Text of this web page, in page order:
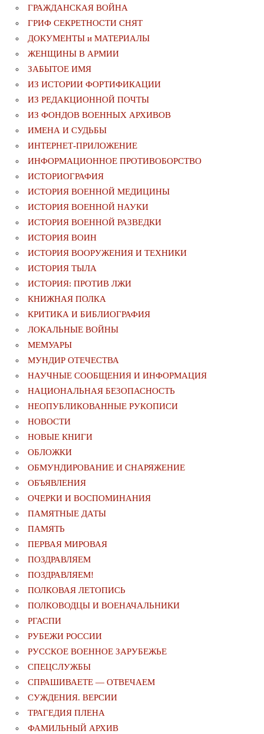
ГРАЖДАНСКАЯ ВОЙНА
ГРИФ СЕКРЕТНОСТИ СНЯТ
ДОКУМЕНТЫ и МАТЕРИАЛЫ
ЖЕНЩИНЫ В АРМИИ
ЗАБЫТОЕ ИМЯ
ИЗ ИСТОРИИ ФОРТИФИКАЦИИ
ИЗ РЕДАКЦИОННОЙ ПОЧТЫ
ИЗ ФОНДОВ ВОЕННЫХ АРХИВОВ
ИМЕНА И СУДЬБЫ
ИНТЕРНЕТ-ПРИЛОЖЕНИЕ
ИНФОРМАЦИОННОЕ ПРОТИВОБОРСТВО
ИСТОРИОГРАФИЯ
ИСТОРИЯ ВОЕННОЙ МЕДИЦИНЫ
ИСТОРИЯ ВОЕННОЙ НАУКИ
ИСТОРИЯ ВОЕННОЙ РАЗВЕДКИ
ИСТОРИЯ ВОИН
ИСТОРИЯ ВООРУЖЕНИЯ И ТЕХНИКИ
ИСТОРИЯ ТЫЛА
ИСТОРИЯ: ПРОТИВ ЛЖИ
КНИЖНАЯ ПОЛКА
КРИТИКА И БИБЛИОГРАФИЯ
ЛОКАЛЬНЫЕ ВОЙНЫ
МЕМУАРЫ
МУНДИР ОТЕЧЕСТВА
НАУЧНЫЕ СООБЩЕНИЯ И ИНФОРМАЦИЯ
НАЦИОНАЛЬНАЯ БЕЗОПАСНОСТЬ
НЕОПУБЛИКОВАННЫЕ РУКОПИСИ
НОВОСТИ
НОВЫЕ КНИГИ
ОБЛОЖКИ
ОБМУНДИРОВАНИЕ И СНАРЯЖЕНИЕ
ОБЪЯВЛЕНИЯ
ОЧЕРКИ И ВОСПОМИНАНИЯ
ПАМЯТНЫЕ ДАТЫ
ПАМЯТЬ
ПЕРВАЯ МИРОВАЯ
ПОЗДРАВЛЯЕМ
ПОЗДРАВЛЯЕМ!
ПОЛКОВАЯ ЛЕТОПИСЬ
ПОЛКОВОДЦЫ И ВОЕНАЧАЛЬНИКИ
РГАСПИ
РУБЕЖИ РОССИИ
РУССКОЕ ВОЕННОЕ ЗАРУБЕЖЬЕ
СПЕЦСЛУЖБЫ
СПРАШИВАЕТЕ — ОТВЕЧАЕМ
СУЖДЕНИЯ. ВЕРСИИ
ТРАГЕДИЯ ПЛЕНА
ФАМИЛЬНЫЙ АРХИВ